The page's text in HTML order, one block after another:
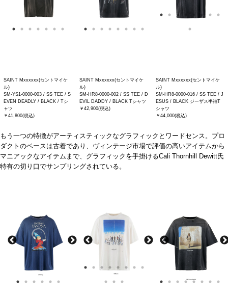
SAINT Mxxxxxx(セントマイケ
ル)
SM-YS1-0000-003 / SS TEE / S
EVEN DEADLY / BLACK / Tシ
ャツ
￥41,800(税込)
SAINT Mxxxxxx(セントマイケ
ル)
SM-HR8-0000-002 / SS TEE / D
EVIL DADDY / BLACK Tシャツ
￥42,900(税込)
SAINT Mxxxxxx(セントマイケ
ル)
SM-HR8-0000-016 / SS TEE / J
ESUS / BLACK ジーザス半袖T
シャツ
￥44,000(税込)
もう一つの特徴がアーティスティックなグラフィックとワードセンス。プロ
ダクトのベースは古着であり、ヴィンテージ市場で評価の高いアイテムから
マニアックなアイテムまで、グラフィックを手掛けるCali Thornhill Dewitt氏
特有の切り口でサンプリングされている。